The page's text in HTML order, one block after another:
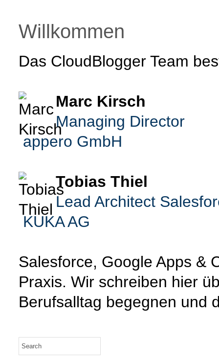
Willkommen
Das CloudBlogger Team
Marc Kirsch
Managing Director
appero GmbH
Tobias Thiel
Lead Architect
KUKA AG
Salesforce, Google Apps &
Praxis. Wir schreiben hier
Berufsalltag begegnen und